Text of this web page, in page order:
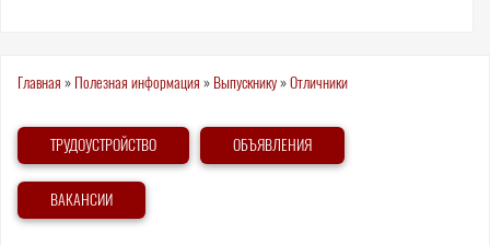
Вы
здесь
Главная » Полезная информация » Выпускнику»Отличники
ТРУДОУСТРОЙСТВО ОБЪЯВЛЕНИЯ
ВАКАНСИИ